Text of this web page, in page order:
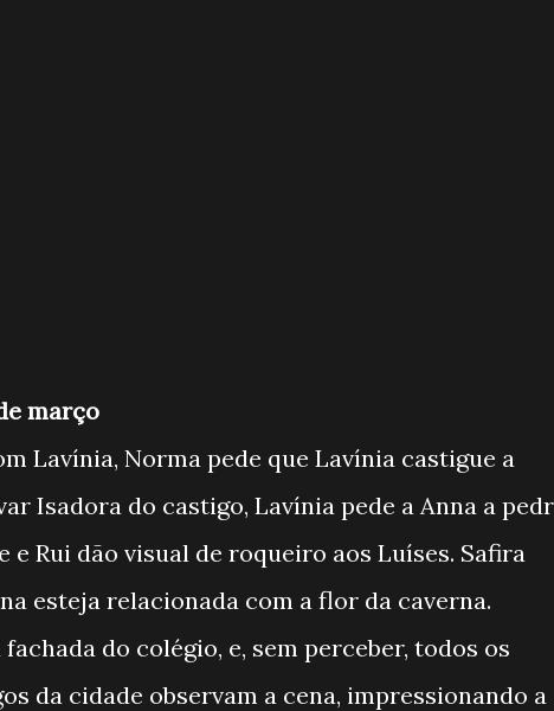
março
Lavínia, Norma pede que Lavínia castigue a
Isadora do castigo, Lavínia pede a Anna a
e Rui dão visual de roqueiro aos Luíses. Safira
esteja relacionada com a flor da caverna.
do colégio, e, sem perceber, todos os
da cidade observam a cena, impressionando a